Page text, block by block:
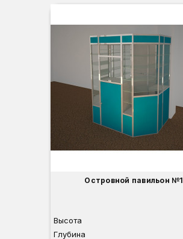
Островной павильон №1
Высота
Глубина